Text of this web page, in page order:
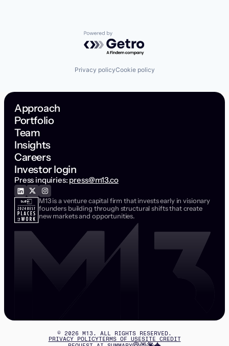
Powered by Getro.com
Privacy policyCookie policy
Approach
Portfolio
Team
Insights
Careers
Investor login
Press inquiries: press@m13.co
M13 is a venture capital firm that invests early in visionary
founders building through structural shifts that create
new markets and opportunities.
© 2026 M13. ALL RIGHTS RESERVED.
PRIVACY POLICYTERMS OF USESITE CREDIT